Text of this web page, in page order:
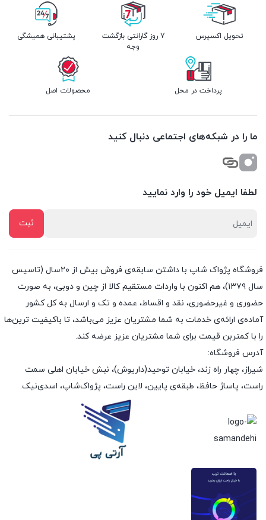
تحویل اکسپرس
7 روز گارانتی بازگشت
وجه
پشتیبانی همیشگی
پرداخت در محل محصولات اصل
ما را در شبکه‌های اجتماعی دنبال کنید
لطفا ایمیل خود را وارد نمایید
فروشگاه پژواک شاپ با داشتن سابقه‌ی فروش بیش از ۲۰سال (تاسیس
سال ۱۳۷۹)، هم اکنون با واردات مستقیم کالا از چین و دوبی، به صورت
حضوری و غیرحضوری، نقد و اقساط، عمده و تک و ارسال به کل کشور
آماده‌ی ارائه‌ی خدمات به شما مشتریان عزیز می‌باشد، تا باکیفیت ترین‌ها
را با کمتربن قیمت برای شما مشتریان عزیز عرضه کند.
آدرس فروشگاه:
شیراز، چهار راه زند، خیابان توحید(داریوش)، نبش خیابان اهلی سمت
راست، پاساژ حافظ، طبقه‌ی پایین، لاین راست، پژواک‌شاپ، اسدی‌نیک.